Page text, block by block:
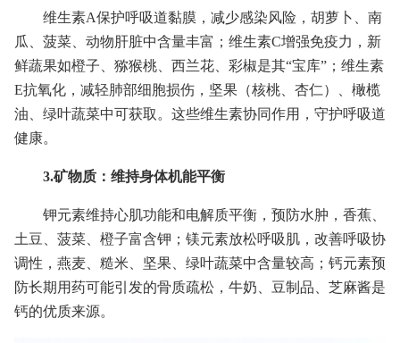
维生素A保护呼吸道黏膜，减少感染风险，胡萝卜、南
瓜、菠菜、动物肝脏中含量丰富；维生素C增强免疫力，新
鲜蔬果如橙子、猕猴桃、西兰花、彩椒是其“宝库”；维生素
E抗氧化，减轻肺部细胞损伤，坚果（核桃、杏仁）、橄榄
油、绿叶蔬菜中可获取。这些维生素协同作用，守护呼吸道
健康。
3.矿物质：维持身体机能平衡
钾元素维持心肌功能和电解质平衡，预防水肿，香蕉、
土豆、菠菜、橙子富含钾；镁元素放松呼吸肌，改善呼吸协
调性，燕麦、糙米、坚果、绿叶蔬菜中含量较高；钙元素预
防长期用药可能引发的骨质疏松，牛奶、豆制品、芝麻酱是
钙的优质来源。